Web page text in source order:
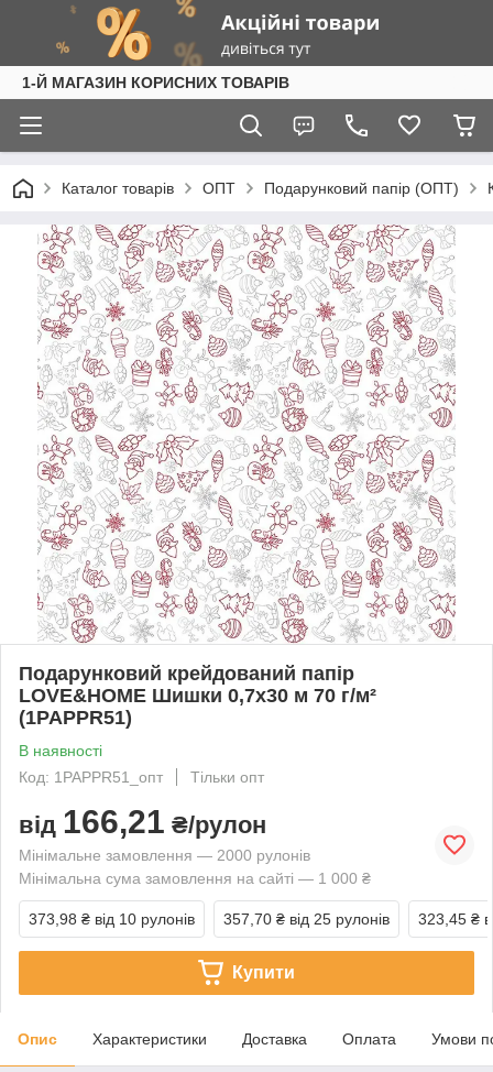
1-Й МАГАЗИН КОРИСНИХ ТОВАРІВ
Каталог товарів ОПТ Подарунковий папір (ОПТ)
Подарунковий крейдований папір
LOVE&HOME Шишки 0,7х30 м 70 г/м²
(1PAPPR51)
В наявності
Код: 1PAPPR51_опт
Тільки опт
від 166,21 ₴/рулон
Мінімальне замовлення — 2000 рулонів
Мінімальна сума замовлення на сайті — 1 000 ₴
373,98 ₴ від 10 рулонів 357,70 ₴ від 25 рулонів 323,45 ₴
Купити
Опис Характеристики Доставка Оплата Умови